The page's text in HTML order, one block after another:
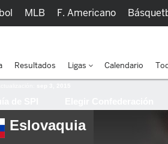
Eslovaquia
MLB F. Americano
Resultados Ligas Calendario